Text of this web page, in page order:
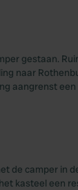
gestaan.
naar
aangrenst
de camper in
kasteel een